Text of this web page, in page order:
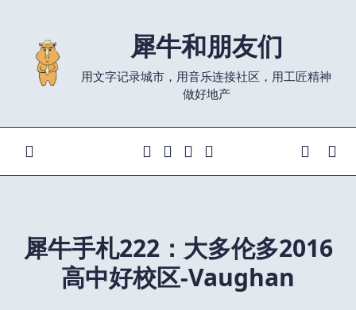
content
犀牛和朋友们
用文字记录城市，用音乐连接社区，用工匠精神
做好地产
犀牛手札222：大多伦多2016
高中好校区-Vaughan